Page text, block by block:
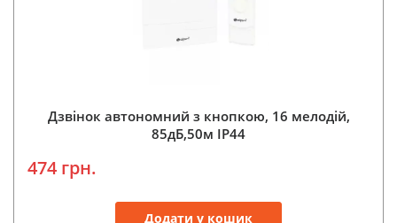
Дзвінок автономний з кнопкою, 16 мелодій,
85дБ,50м IP44
474 грн.
Додати у кошик